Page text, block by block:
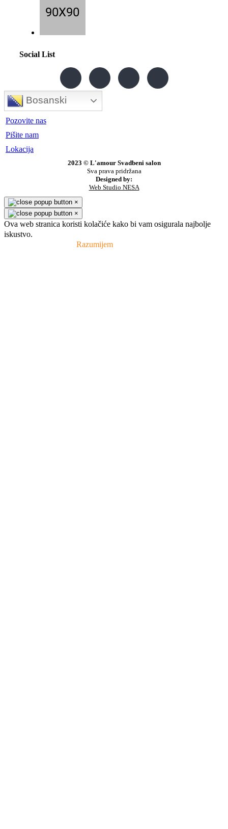
Social List
Bosanski
Pozovite nas
Pišite nam
Lokacija
2023 © L'amour Svadbeni salon
Sva prava pridržana
Designed by:
Web Studio NESA
×
×
Ova web stranica koristi kolačiće kako bi vam osigurala najbolje
iskustvo.
Razumijem